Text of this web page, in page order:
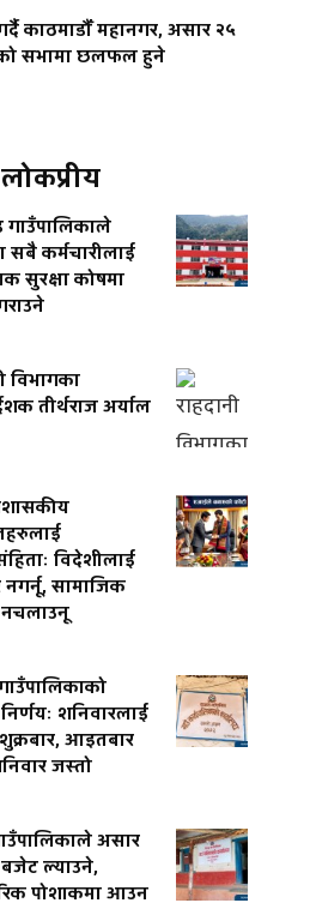
काठमाडौँ महानगर, असार २५
सभामा छलफल हुने
गाउँपालिकाले
सबै कर्मचारीलाई
सुरक्षा कोषमा
विभागका
तीर्थराज अर्याल
विदेशीलाई
नगर्नू, सामाजिक
शनिवारलाई
आइतबार
जस्तो
असार
ल्याउने,
पोशाकमा आउन